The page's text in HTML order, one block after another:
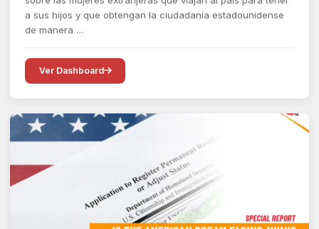
a sus hijos y que obtengan la ciudadanía estadounidense
de manera …
Ver Dashboard